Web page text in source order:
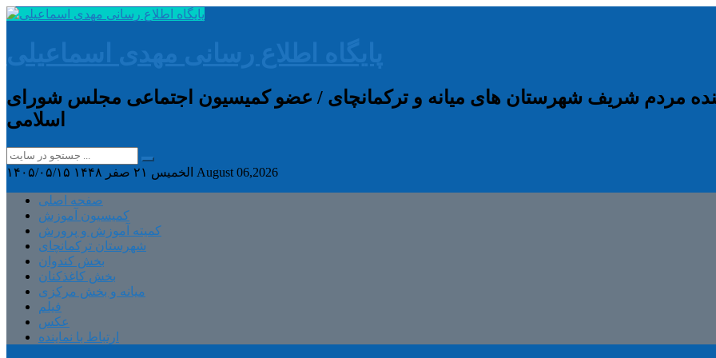
مردم شریف شهرستان های میانه و ترکمانچای / عضو کمیسیون اجتماعی مجلس شورای
اسلامی
۱۴۰۵/۰۵/۱۵ الخميس ۲۱ صفر ۱۴۴۸ August 06,2026
صفحه اصلی
کمیسیون آموزش
کمیته آموزش و پرورش
شهرستان ترکمانچای
بخش کندوان
بخش کاغذکنان
میانه و بخش مرکزی
فیلم
عکس
ارتباط با نماینده